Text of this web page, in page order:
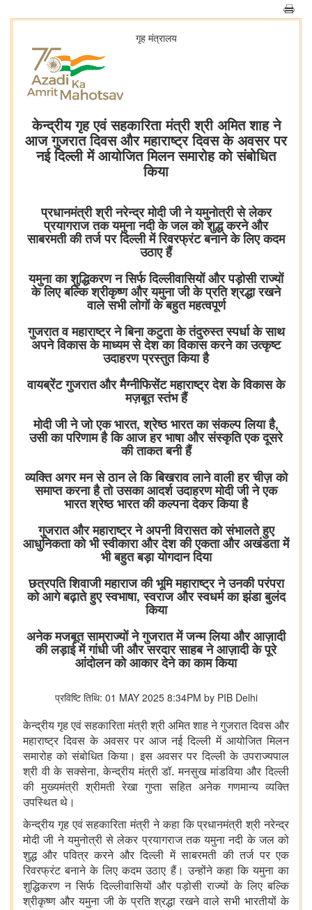
गृह मंत्रालय
केन्द्रीय गृह एवं सहकारिता मंत्री श्री अमित शाह ने
आज गुजरात दिवस और महाराष्ट्र दिवस के अवसर पर
नई दिल्ली में आयोजित मिलन समारोह को संबोधित
किया
प्रधानमंत्री श्री नरेन्द्र मोदी जी ने यमुनोत्री से लेकर
प्रयागराज तक यमुना नदी के जल को शुद्ध करने और
साबरमती की तर्ज पर दिल्ली में रिवरफ्रंट बनाने के लिए कदम
उठाए हैं
यमुना का शुद्धिकरण न सिर्फ दिल्लीवासियों और पड़ोसी राज्यों
के लिए बल्कि श्रीकृष्ण और यमुना जी के प्रति श्रद्धा रखने
वाले सभी लोगों के बहुत महत्वपूर्ण
गुजरात व महाराष्ट्र ने बिना कटुता के तंदुरुस्त स्पर्धा के साथ
अपने विकास के माध्यम से देश का विकास करने का उत्कृष्ट
उदाहरण प्रस्तुत किया है
वायब्रेंट गुजरात और मैग्नीफिसेंट महाराष्ट्र देश के विकास के
मज़बूत स्तंभ हैं
मोदी जी ने जो एक भारत, श्रेष्ठ भारत का संकल्प लिया है,
उसी का परिणाम है कि आज हर भाषा और संस्कृति एक दूसरे
की ताकत बनी हैं
व्यक्ति अगर मन से ठान ले कि बिखराव लाने वाली हर चीज़ को
समाप्त करना है तो उसका आदर्श उदाहरण मोदी जी ने एक
भारत श्रेष्ठ भारत की कल्पना देकर किया है
गुजरात और महाराष्ट्र ने अपनी विरासत को संभालते हुए
आधुनिकता को भी स्वीकारा और देश की एकता और अखंडता में
भी बहुत बड़ा योगदान दिया
छत्रपति शिवाजी महाराज की भूमि महाराष्ट्र ने उनकी परंपरा
को आगे बढ़ाते हुए स्वभाषा, स्वराज और स्वधर्म का झंडा बुलंद
किया
अनेक मजबूत साम्राज्यों ने गुजरात में जन्म लिया और आज़ादी
की लड़ाई में गांधी जी और सरदार साहब ने आज़ादी के पूरे
आंदोलन को आकार देने का काम किया
प्रविष्टि तिथि: 01 MAY 2025 8:34PM by PIB Delhi
केन्द्रीय गृह एवं सहकारिता मंत्री श्री अमित शाह ने गुजरात दिवस और
महाराष्ट्र दिवस के अवसर पर आज नई दिल्ली में आयोजित मिलन
समारोह को संबोधित किया। इस अवसर पर दिल्ली के उपराज्यपाल
श्री वी के सक्सेना, केन्द्रीय मंत्री डॉ. मनसुख मांडविया और दिल्ली
की मुख्यमंत्री श्रीमती रेखा गुप्ता सहित अनेक गणमान्य व्यक्ति
उपस्थित थे।
केन्द्रीय गृह एवं सहकारिता मंत्री ने कहा कि प्रधानमंत्री श्री नरेन्द्र
मोदी जी ने यमुनोत्री से लेकर प्रयागराज तक यमुना नदी के जल को
शुद्ध और पवित्र करने और दिल्ली में साबरमती की तर्ज पर एक
रिवरफ्रंट बनाने के लिए कदम उठाए हैं। उन्होंने कहा कि यमुना का
शुद्धिकरण न सिर्फ दिल्लीवासियों और पड़ोसी राज्यों के लिए बल्कि
श्रीकृष्ण और यमुना जी के प्रति श्रद्धा रखने वाले सभी भारतीयों के